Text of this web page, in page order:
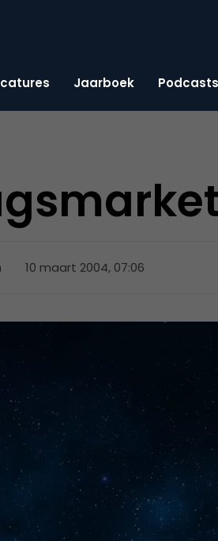
Jaarboek Podcasts
10 maart 2004, 07:06